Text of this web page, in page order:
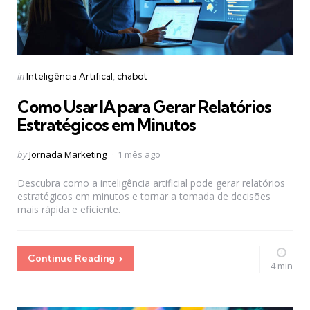
Categories
Posted
inInteligência Artifical chabot
Como Usar IA para Gerar Relatórios
Estratégicos em Minutos
Posted
byJornada Marketing 1 mês ago
Descubra como a inteligência artificial pode gerar relatórios
estratégicos em minutos e tornar a tomada de decisões
mais rápida e eficiente.
Continue Reading
4 min